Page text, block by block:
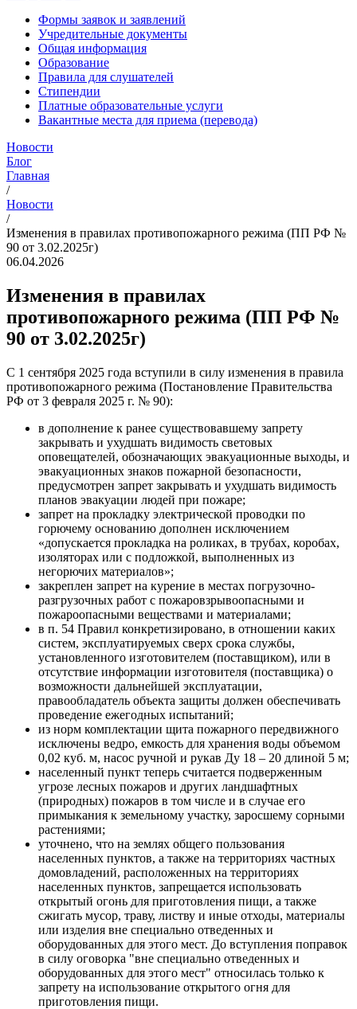
Формы заявок и заявлений
Учредительные документы
Общая информация
Образование
Правила для слушателей
Стипендии
Платные образовательные услуги
Вакантные места для приема (перевода)
Новости
Блог
Главная
/
Новости
/
Изменения в правилах противопожарного режима (ПП РФ №
90 от 3.02.2025г)
06.04.2026
Изменения в правилах
противопожарного режима (ПП РФ №
90 от 3.02.2025г)
С 1 сентября 2025 года вступили в силу изменения в правила
противопожарного режима (Постановление Правительства
РФ от 3 февраля 2025 г. № 90):
в дополнение к ранее существовавшему запрету
закрывать и ухудшать видимость световых
оповещателей, обозначающих эвакуационные выходы, и
эвакуационных знаков пожарной безопасности,
предусмотрен запрет закрывать и ухудшать видимость
планов эвакуации людей при пожаре;
запрет на прокладку электрической проводки по
горючему основанию дополнен исключением
«допускается прокладка на роликах, в трубах, коробах,
изоляторах или с подложкой, выполненных из
негорючих материалов»;
закреплен запрет на курение в местах погрузочно-
разгрузочных работ с пожаровзрывоопасными и
пожароопасными веществами и материалами;
в п. 54 Правил конкретизировано, в отношении каких
систем, эксплуатируемых сверх срока службы,
установленного изготовителем (поставщиком), или в
отсутствие информации изготовителя (поставщика) о
возможности дальнейшей эксплуатации,
правообладатель объекта защиты должен обеспечивать
проведение ежегодных испытаний;
из норм комплектации щита пожарного передвижного
исключены ведро, емкость для хранения воды объемом
0,02 куб. м, насос ручной и рукав Ду 18 – 20 длиной 5 м;
населенный пункт теперь считается подверженным
угрозе лесных пожаров и других ландшафтных
(природных) пожаров в том числе и в случае его
примыкания к земельному участку, заросшему сорными
растениями;
уточнено, что на землях общего пользования
населенных пунктов, а также на территориях частных
домовладений, расположенных на территориях
населенных пунктов, запрещается использовать
открытый огонь для приготовления пищи, а также
сжигать мусор, траву, листву и иные отходы, материалы
или изделия вне специально отведенных и
оборудованных для этого мест. До вступления поправок
в силу оговорка "вне специально отведенных и
оборудованных для этого мест" относилась только к
запрету на использование открытого огня для
приготовления пищи.